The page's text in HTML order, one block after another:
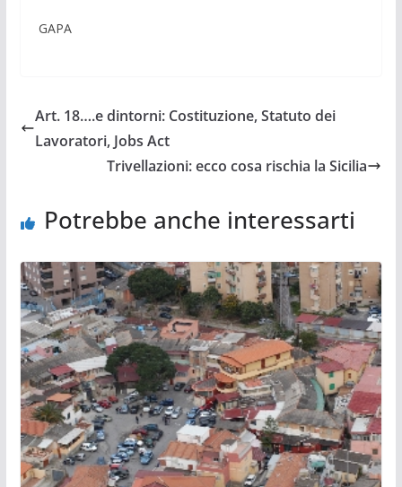
GAPA
Art. 18….e dintorni: Costituzione, Statuto dei
Lavoratori, Jobs Act
Trivellazioni: ecco cosa rischia la Sicilia
Potrebbe anche interessarti